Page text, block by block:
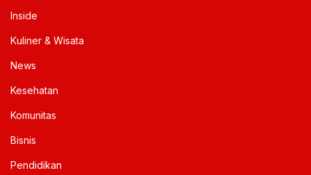
Inside
Kuliner & Wisata
News
Kesehatan
Komunitas
Bisnis
Pendidikan